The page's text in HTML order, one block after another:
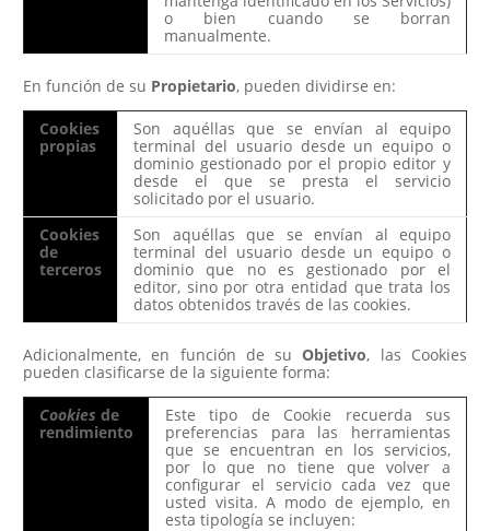
o bien cuando se borran
manualmente.
En función de su Propietario, pueden dividirse en:
Cookies
propias
Son aquéllas que se envían al equipo
terminal del usuario desde un equipo o
dominio gestionado por el propio editor y
desde el que se presta el servicio
solicitado por el usuario.
Cookies
de
terceros
Son aquéllas que se envían al equipo
terminal del usuario desde un equipo o
dominio que no es gestionado por el
editor, sino por otra entidad que trata los
datos obtenidos través de las cookies.
Adicionalmente, en función de suObjetivo, las Cookies
pueden clasificarse de la siguiente forma:
Cookies de
rendimiento
Este tipo de Cookie recuerda sus
preferencias para las herramientas
que se encuentran en los servicios,
por lo que no tiene que volver a
configurar el servicio cada vez que
usted visita. A modo de ejemplo, en
esta tipología se incluyen: